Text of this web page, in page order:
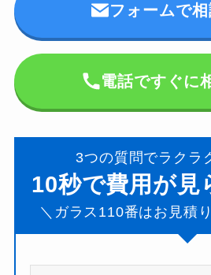
フォームで
電話ですぐに
3つの質問でラクラ
10秒で費用が見
＼ガラス110番はお見積